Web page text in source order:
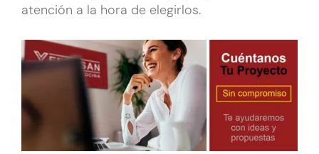
atención a la hora de elegirlos.